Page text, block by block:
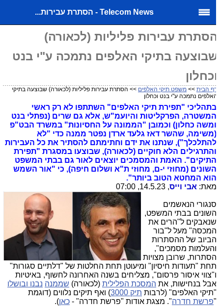
Telecom News - הסתרת עבירות...
עבירות פליליות (לכאורה)
בתיקי האלפים נתמכה ע"י בנט
הבית>>משפט תיקי האלפים>> הסתרת עבירות פליליות (לכאורה) שבוצעה בתיקי
נתמכה ע"י בנט וכחלון
בתהליכי "תפירת תיקי האלפים" השתתפו לא רק ראשי
המשטרה, הפרקליטות והיועמ"ש, אלא גם שרים (נפתלי בנט
ומשה כחלון) וכמובן "הממונה על החסיונות" במשרד הבט"פ
(משימה, שהשר דאז גלעד ארדן נפטר ממנה כדי "לא
להתלכלך"), שנתנו את ידם וחתימתם להסתיר את כל העבירות
והתרגילים הלא חוקיים (לכאורה), שבוצעו במסגרת "תפירת
התיקים". האמת והמסמכים יוצאים לאור גם בבתי המשפט
השונים (מחוזי י-ם, מחוזי ת"א ושלום חיפה), כי "אור השמש
הוא המחטא הטוב ביותר".
מאת:אבי וייס, 14.5.23, 07:00
סנגורי הנאשמים
השונים בבתי המשפט,
שנאבקים ל"הרים את
המכסה" מעל ל"בור
הביוב של ההסתרות
והעלמות מסמכים",
הסתרות, שרובן מצויות
תחת "תעודות חיסיון" ומיעוטן תחת החלטות של "דלתיים סגורות"
ו"צווי איסור פרסום", מצליחים בשנה האחרונה לחשוף, באיטיות
אבל בנחישות, אתהמסכת הפלילית(לכאורה)שממנה נבנו ובושלו
"תיקי האלפים" (לרבותתיק 3000
) ואף תיקים נלווים (דוגמת
פרשת חדרה". מצגת אודות "פרשת חדרה" -כאן).